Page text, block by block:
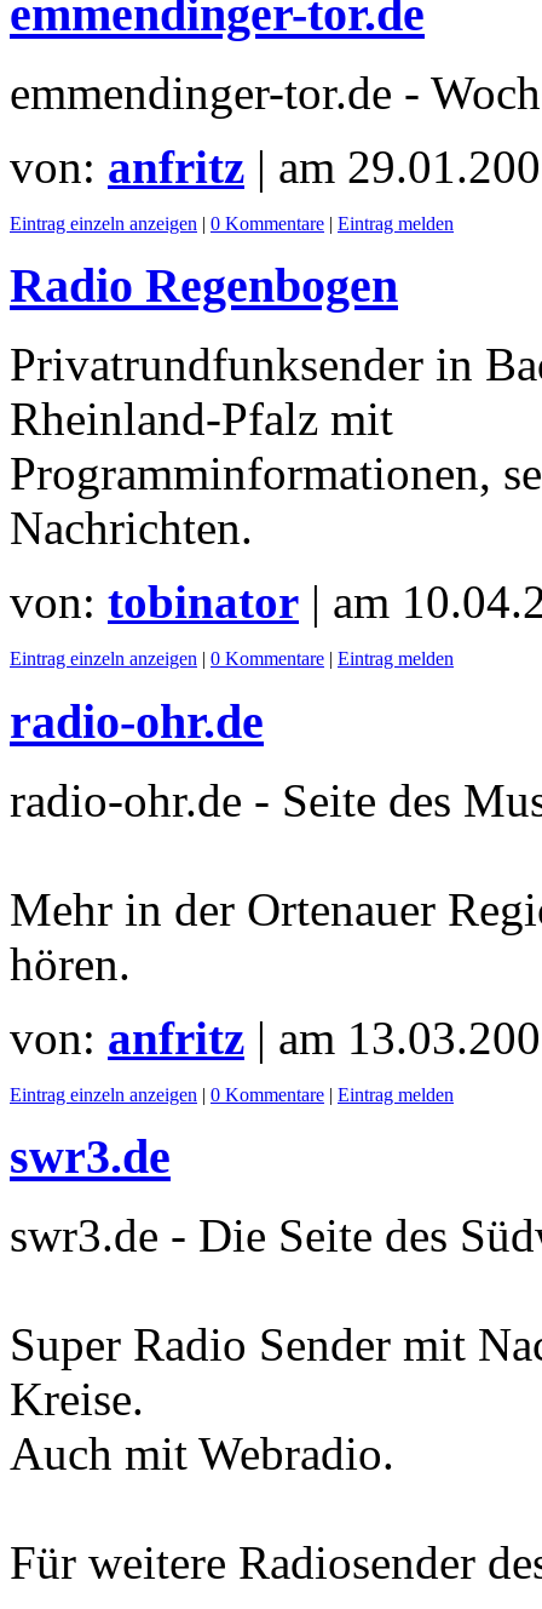
emmendinger-tor.de
emmendinger-tor.de -
von: anfritz | am
Eintrag einzeln anzeigen | 0 Kommentare | Eintrag melden
Radio Regenbogen
Privatrundfunksender in
Rheinland-Pfalz mit
Programminformationen,
Nachrichten.
von: tobinator | am
Eintrag einzeln anzeigen | 0 Kommentare | Eintrag melden
radio-ohr.de
radio-ohr.de - Seite des
Mehr in der Ortenauer
hören.
von: anfritz | am
Eintrag einzeln anzeigen | 0 Kommentare | Eintrag melden
swr3.de
swr3.de - Die Seite des
Super Radio Sender mit
Kreise.
Auch mit Webradio.
Für weitere Radiosender